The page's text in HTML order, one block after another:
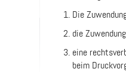
Die
die
eine
beim